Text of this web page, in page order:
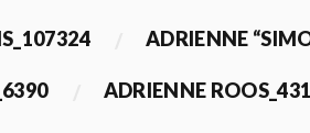
ADRIENNE
ADRIENNE